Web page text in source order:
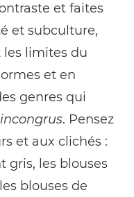
et faites
et subculture,
les limites du
et en
genres qui
incongrus. Pensez
et aux clichés :
gris, les blouses
blouses de